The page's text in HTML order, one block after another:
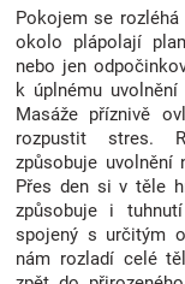
pro
děti
Těhotenské
oblečení
Novinky
Pokojem se
okolo plápolají
nebo jen
k úplnému
Masáže příznivě
rozpustit stres.
způsobuje uvolnění
Přes den si v těle
způsobuje i
spojený s určitým
nám rozladí celé